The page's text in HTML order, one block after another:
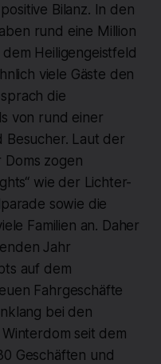
Bilanz. In den
rund eine Million
Heiligengeistfeld
viele Gäste den
die
von rund einer
Besucher. Laut der
zogen
wie der Lichter-
sowie die
Familien an. Daher
Jahr
auf dem
Fahrgeschäfte
bei den
seit dem
Geschäften und